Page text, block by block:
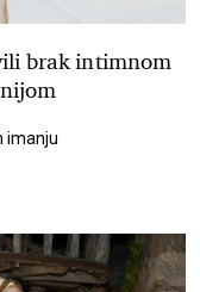
brak intimnom
imanju